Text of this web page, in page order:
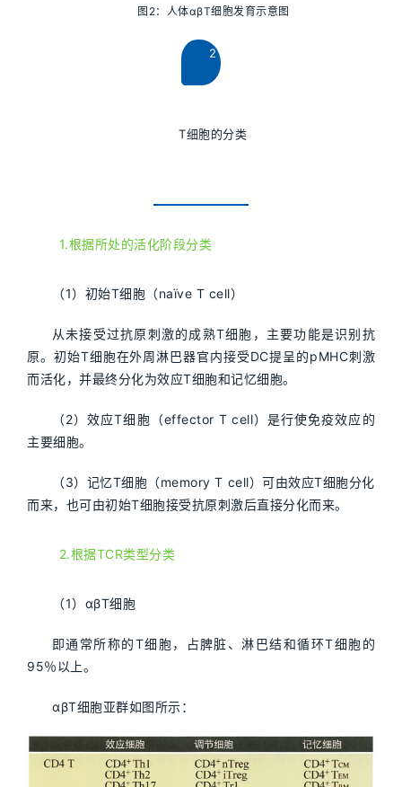
图2：人体αβT细胞发育示意图
2
T细胞的分类
1.根据所处的活化阶段分类
（1）初始T细胞（naïve T cell）
从未接受过抗原刺激的成熟T细胞，主要功能是识别抗
原。初始T细胞在外周淋巴器官内接受DC提呈的pMHC刺激
而活化，并最终分化为效应T细胞和记忆细胞。
（2）效应T细胞（effector T cell）是行使免疫效应的
主要细胞。
（3）记忆T细胞（memory T cell）可由效应T细胞分化
而来，也可由初始T细胞接受抗原刺激后直接分化而来。
2.根据TCR类型分类
（1）αβT细胞
即通常所称的T细胞，占脾脏、淋巴结和循环T细胞的
95％以上。
αβT细胞亚群如图所示：